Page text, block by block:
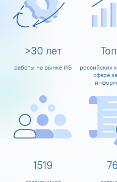
>30 лет
работы на рынке ИБ
Топ
российских
сфере
1600 80